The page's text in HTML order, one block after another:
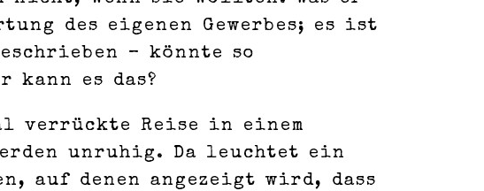
des eigenen Gewerbes; es ist
– könnte so
kann es das?
verrückte Reise in einem
unruhig. Da leuchtet ein
auf denen angezeigt wird, dass